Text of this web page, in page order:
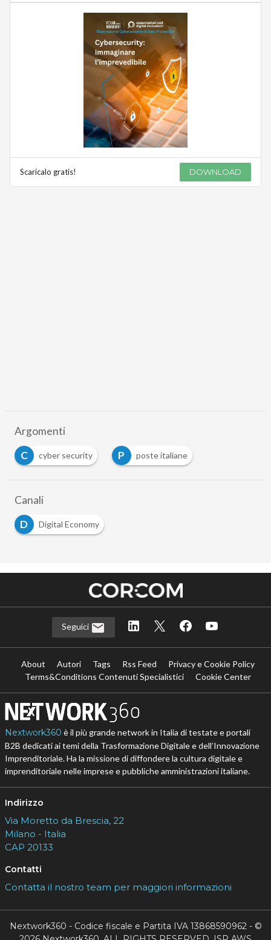
Scaricalo gratis! DOWNLOAD
Argomenti
C
cyber security P poste italiane
Canali
D
Digital Economy
Seguici
About Autori Tags Rss Feed
Privacy e Cookie Policy
Terms&Conditions Contenuti Specialistici
Cookie Center
Nextwork360 è il più grande network in Italia di testate e portali
B2B dedicati ai temi della Trasformazione Digitale e dell’Innovazione
Imprenditoriale. Ha la missione di diffondere la cultura digitale e
imprenditoriale nelle imprese e pubbliche amministrazioni italiane.
Indirizzo
Via Moretto da Brescia, 22
Milano - Italia
CAP 20133
Contatti
Contatta il nostro team per maggiori informazioni
Nextwork360 - Codice fiscale e Partita IVA 13868590962 - ©